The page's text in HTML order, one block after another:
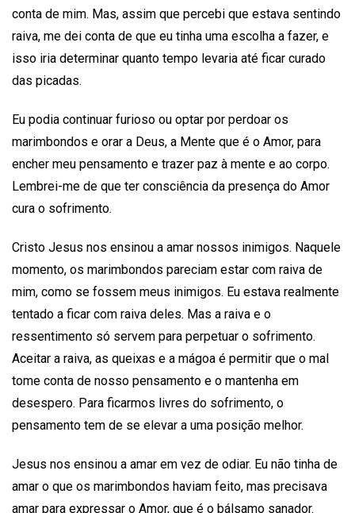
conta de mim. Mas, assim que percebi que estava sentindo
raiva, me dei conta de que eu tinha uma escolha a fazer, e
isso iria determinar quanto tempo levaria até ficar curado
das picadas.
Eu podia continuar furioso ou optar por perdoar os
marimbondos e orar a Deus, a Mente que é o Amor, para
encher meu pensamento e trazer paz à mente e ao corpo.
Lembrei-me de que ter consciência da presença do Amor
cura o sofrimento.
Cristo Jesus nos ensinou a amar nossos inimigos. Naquele
momento, os marimbondos pareciam estar com raiva de
mim, como se fossem meus inimigos. Eu estava realmente
tentado a ficar com raiva deles. Mas a raiva e o
ressentimento só servem para perpetuar o sofrimento.
Aceitar a raiva, as queixas e a mágoa é permitir que o mal
tome conta de nosso pensamento e o mantenha em
desespero. Para ficarmos livres do sofrimento, o
pensamento tem de se elevar a uma posição melhor.
Jesus nos ensinou a amar em vez de odiar. Eu não tinha de
amar o que os marimbondos haviam feito, mas precisava
amar para expressar o Amor, que é o bálsamo sanador.